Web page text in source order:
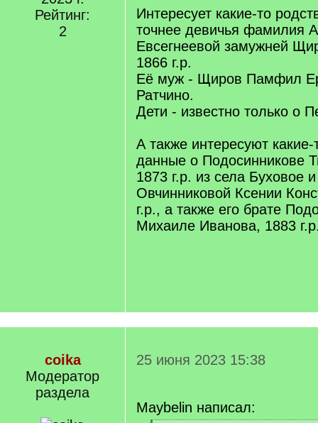
Рейтинг:
2
Интересует какие-то
точнее девичья фамилия
Евсегнеевой замужней
1866 г.р.
Её муж - Щиров Памфил
Ратчино.
Дети - известно только о
А также интересуют
данные о Подосинникове
1873 г.р. из села Буховое
Овчинниковой Ксении
г.р., а также его брате
Михаиле Иванова, 1883
coika
Модератор
раздела
25 июня 2023 15:38
Maybelin написал: